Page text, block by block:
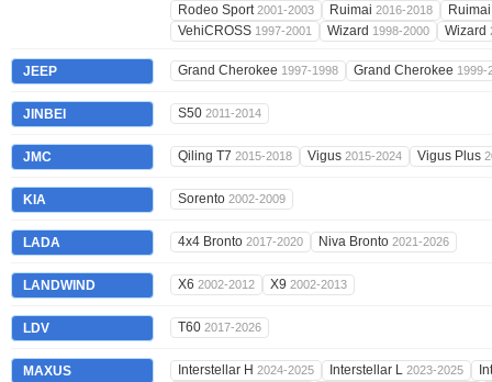
Rodeo Sport2001-2003 Ruimai 2016-2018
VehiCROSS 1997-2001 Wizard 1998-2000 Wizard
JEEP Grand Cherokee 1997-1998 Grand Cherokee 1999-
JINBEI S50 2011-2014
JMC Qiling T7 2015-2018 Vigus 2015-2024 Vigus Plus
KIA Sorento 2002-2009
LADA 4x4 Bronto 2017-2020 Niva Bronto 2021-2026
LANDWIND X6 2002-2012 X9 2002-2013
LDV T60 2017-2026
MAXUS Interstellar H 2024-2025 Interstellar L 2023-2025